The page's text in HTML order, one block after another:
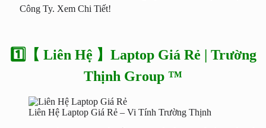
Công Ty. Xem Chi Tiết!
1️⃣【 Liên Hệ 】Laptop Giá Rẻ | Trường
Thịnh Group ™
Liên Hệ Laptop Giá Rẻ – Vi Tính Trường Thịnh